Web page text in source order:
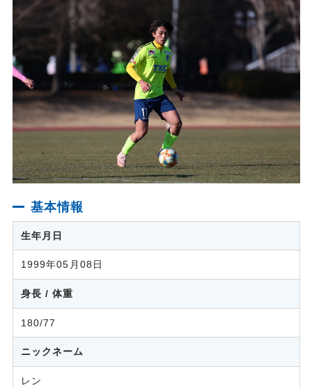
基本情報
生年月日
1999年05月08日
身長 / 体重
180/77
ニックネーム
レン